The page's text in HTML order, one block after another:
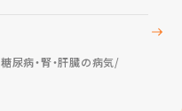
糖尿病・腎・肝臓の病気